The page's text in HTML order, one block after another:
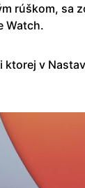
rúškom, sa
Watch.
v